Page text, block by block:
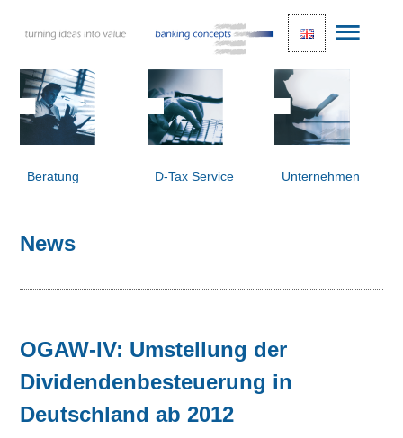
Beratung D-Tax Service Unternehmen
News
OGAW-IV: Umstellung der
Dividendenbesteuerung in
Deutschland ab 2012